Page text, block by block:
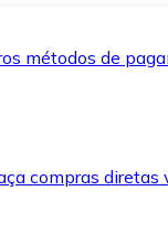
métodos de
compras diretas